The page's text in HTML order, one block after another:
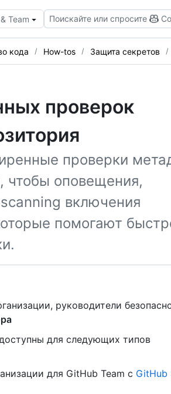
Team Поискайте или спросите
кода How-tos Защита секретов
проверок
проверки
чтобы оповещения,
включения
помогают
руководители
для следующих типов
для GitHub Team с GitHub